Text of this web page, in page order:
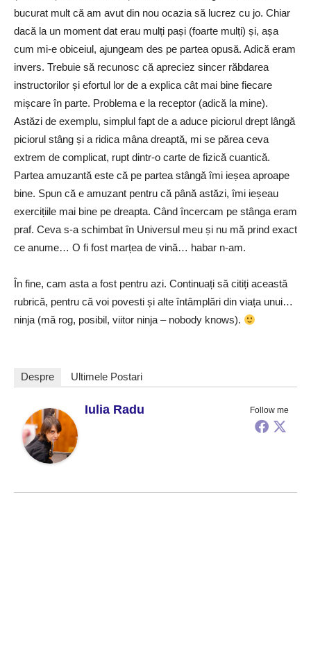
bucurat mult că am avut din nou ocazia să lucrez cu jo. Chiar
dacă la un moment dat erau mulți pași (foarte mulți) și, așa
cum mi-e obiceiul, ajungeam des pe partea opusă. Adică eram
invers. Trebuie să recunosc că apreciez sincer răbdarea
instructorilor și efortul lor de a explica cât mai bine fiecare
mișcare în parte. Problema e la receptor (adică la mine).
Astăzi de exemplu, simplul fapt de a aduce piciorul drept lângă
piciorul stâng și a ridica mâna dreaptă, mi se părea ceva
extrem de complicat, rupt dintr-o carte de fizică cuantică.
Partea amuzantă este că pe partea stângă îmi ieșea aproape
bine. Spun că e amuzant pentru că până astăzi, îmi ieșeau
exercițiile mai bine pe dreapta. Când încercam pe stânga eram
praf. Ceva s-a schimbat în Universul meu și nu mă prind exact
ce anume… O fi fost marțea de vină… habar n-am.
În fine, cam asta a fost pentru azi. Continuați să citiți această
rubrică, pentru că voi povesti și alte întâmplări din viața unui…
ninja (mă rog, posibil, viitor ninja – nobody knows).
Despre Ultimele Postari
Follow me
Iulia Radu